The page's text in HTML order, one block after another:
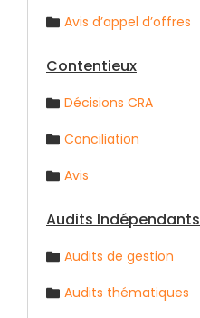
Avis d’appel d’offres
Contentieux
Décisions CRA
Conciliation
Avis
Audits Indépendants
Audits de gestion
Audits thématiques